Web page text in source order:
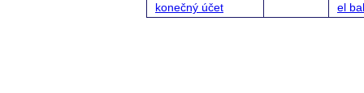
konečný účet
el